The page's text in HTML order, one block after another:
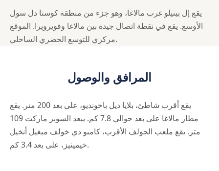
يقع إل بينيلو غرب مالاغا، وهو جزء من منطقة كوستا دل سول
الأوسع. يقع في نقطة اتصال جيدة بين مالاغا وفويرويرا. الموقع
مركزي للتوسع الحضري الساحلي.
المرافق والوصول
يقع أقرب شاطئ، بلايا ديل باخونديو، على بعد 200 متر. يقع
مطار مالاغا على بعد حوالي 7.8 كم. يبعد السوبر ماركت 109
متر. يقع ملعب الجولف الأقرب، كامبو دي خولف ميغيل أنخيل
خيمينيز، على بعد 3.4 كم.